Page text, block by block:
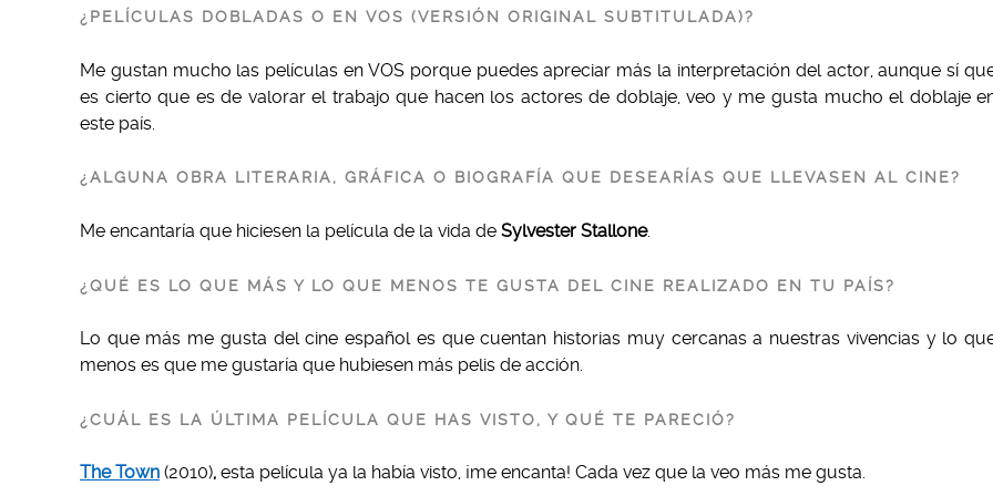
¿PELÍCULAS DOBLADAS O EN VOS (VERSIÓN ORIGINAL SUBTITULADA)?
Me gustan mucho las películas en VOS porque puedes apreciar más la interpretación del actor, aunque sí
es cierto que es de valorar el trabajo que hacen los actores de doblaje, veo y me gusta mucho el doblaje
este país.
¿ALGUNA OBRA LITERARIA, GRÁFICA O BIOGRAFÍA QUE DESEARÍAS QUE LLEVASEN AL CINE?
Me encantaría que hiciesen la película de la vida de Sylvester Stallone.
¿QUÉ ES LO QUE MÁS Y LO QUE MENOS TE GUSTA DEL CINE REALIZADO EN TU PAÍS?
Lo que más me gusta del cine español es que cuentan historias muy cercanas a nuestras vivencias y lo
menos es que me gustaría que hubiesen más pelis de acción.
¿CUÁL ES LA ÚLTIMA PELÍCULA QUE HAS VISTO, Y QUÉ TE PARECIÓ?
The Town (2010), esta película ya la había visto, ¡me encanta! Cada vez que la veo más me gusta.